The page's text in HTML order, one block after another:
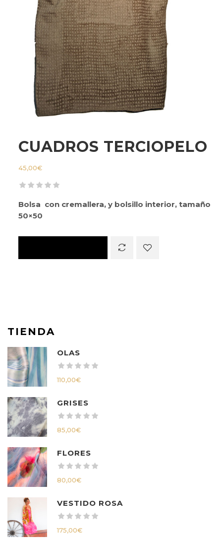
CUADROS TERCIOPELO
45,00€
Bolsa con cremallera, y bolsillo interior, tamaño
50×50
TIENDA
OLAS
110,00€
GRISES
85,00€
FLORES
80,00€
VESTIDO ROSA
175,00€